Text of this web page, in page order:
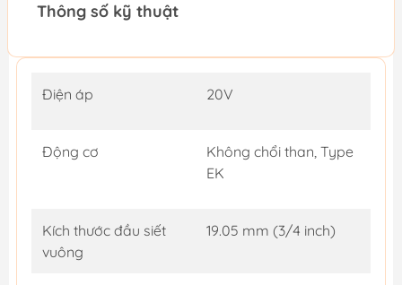
Thông số kỹ thuật
Điện áp 20V
Động cơ
Không chổi than, Type
EK
Kích thước đầu siết
vuông
19.05 mm (3/4 inch)